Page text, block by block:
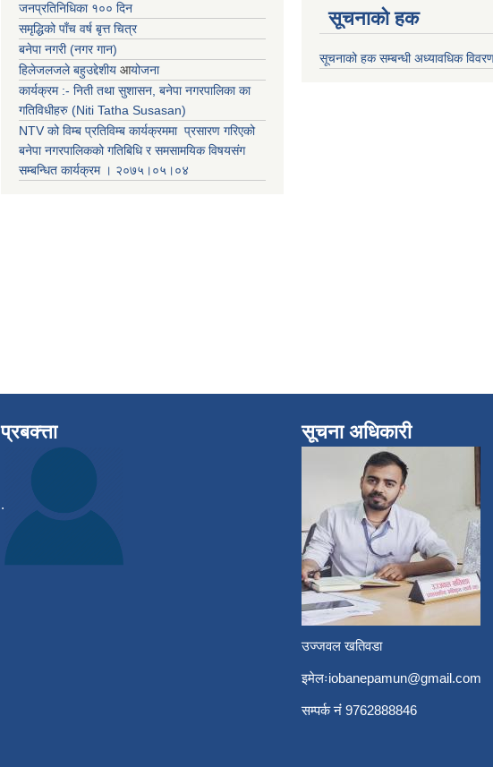
जनप्रतिनिधिका १०० दिन
समृद्धिको पाँच वर्ष बृत्त चित्र
बनेपा नगरी (नगर गान)
हिलेजलजले बहुउद्देशीय आयोजना
कार्यक्रम :- निती तथा सुशासन, बनेपा नगरपालिका का
गतिविधीहरु (Niti Tatha Susasan)
NTV को विम्ब प्रतिविम्ब कार्यक्रममा प्रसारण गरिएको
बनेपा नगरपालिकको गतिबिधि र समसामयिक विषयसंग
सम्बन्धित कार्यक्रम । २०७५।०५।०४
सूचनाको हक
सूचनाको हक सम्बन्धी अध्यावधिक
प्रबक्त्ता
.
सूचना अधिकारी
उज्जवल खतिवडा
इमेलःiobanepamun@gmail.com
सम्पर्क नंं 9762888846